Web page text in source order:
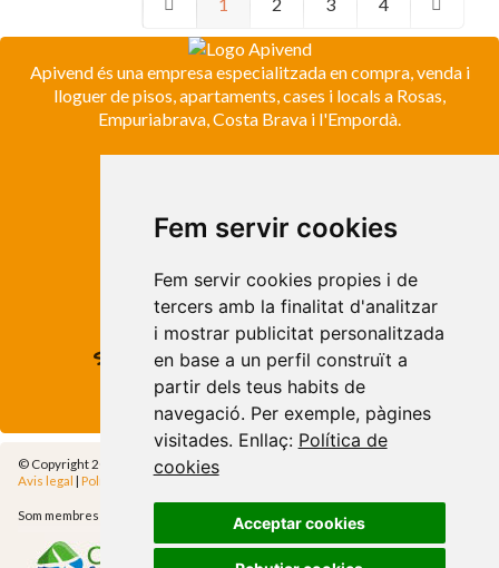
Fem servir cookies
Fem servir cookies propies i de
tercers amb la finalitat d'analitzar
i mostrar publicitat personalitzada
en base a un perfil construït a
partir dels teus habits de
navegació. Per exemple, pàgines
visitades. Enllaç: Política de
cookies
Acceptar cookies
1 2 3 4
Apivend és una empresa especialitzada en compra, venda i
lloguer de pisos, apartaments, cases i locals a Rosas,
Empuriabrava, Costa Brava i l'Empordà.
Avda. de Rhode, 64
Roses - Girona
info@apivend.com
Segueixnos!
© Copyright 2014 - Apivend 2000 SL |
Avis legal | Política de privadesa|Política de cookies
Som membres de